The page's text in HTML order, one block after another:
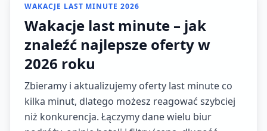
WAKACJE LAST MINUTE 2026
Wakacje last minute – jak
znaleźć najlepsze oferty w
2026 roku
Zbieramy i aktualizujemy oferty last minute co
kilka minut, dlatego możesz reagować szybciej
niż konkurencja. Łączymy dane wielu biur